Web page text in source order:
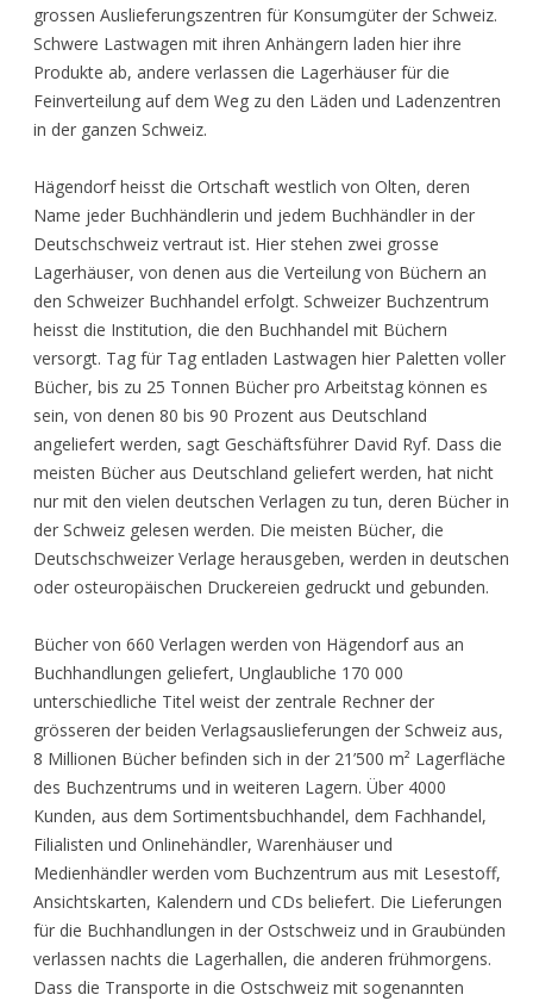
grossen Auslieferungszentren für Konsumgüter der Schweiz.
Schwere Lastwagen mit ihren Anhängern laden hier ihre
Produkte ab, andere verlassen die Lagerhäuser für die
Feinverteilung auf dem Weg zu den Läden und Ladenzentren
in der ganzen Schweiz.
Hägendorf heisst die Ortschaft westlich von Olten, deren
Name jeder Buchhändlerin und jedem Buchhändler in der
Deutschschweiz vertraut ist. Hier stehen zwei grosse
Lagerhäuser, von denen aus die Verteilung von Büchern an
den Schweizer Buchhandel erfolgt. Schweizer Buchzentrum
heisst die Institution, die den Buchhandel mit Büchern
versorgt. Tag für Tag entladen Lastwagen hier Paletten voller
Bücher, bis zu 25 Tonnen Bücher pro Arbeitstag können es
sein, von denen 80 bis 90 Prozent aus Deutschland
angeliefert werden, sagt Geschäftsführer David Ryf. Dass die
meisten Bücher aus Deutschland geliefert werden, hat nicht
nur mit den vielen deutschen Verlagen zu tun, deren Bücher in
der Schweiz gelesen werden. Die meisten Bücher, die
Deutschschweizer Verlage herausgeben, werden in deutschen
oder osteuropäischen Druckereien gedruckt und gebunden.
Bücher von 660 Verlagen werden von Hägendorf aus an
Buchhandlungen geliefert, Unglaubliche 170 000
unterschiedliche Titel weist der zentrale Rechner der
grösseren der beiden Verlagsauslieferungen der Schweiz aus,
8 Millionen Bücher befinden sich in der 21’500 m² Lagerfläche
des Buchzentrums und in weiteren Lagern. Über 4000
Kunden, aus dem Sortimentsbuchhandel, dem Fachhandel,
Filialisten und Onlinehändler, Warenhäuser und
Medienhändler werden vom Buchzentrum aus mit Lesestoff,
Ansichtskarten, Kalendern und CDs beliefert. Die Lieferungen
für die Buchhandlungen in der Ostschweiz und in Graubünden
verlassen nachts die Lagerhallen, die anderen frühmorgens.
Dass die Transporte in die Ostschweiz mit sogenannten